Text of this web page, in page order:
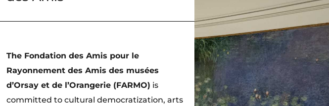
The Fondation des Amis pour le
Rayonnement des Amis des musées
d’Orsay et de l’Orangerie (FARMO) is
committed to cultural democratization, arts